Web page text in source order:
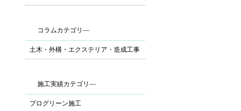
コラムカテゴリ―
土木・外構・エクステリア・造成工事
施工実績カテゴリ―
プログリーン施工